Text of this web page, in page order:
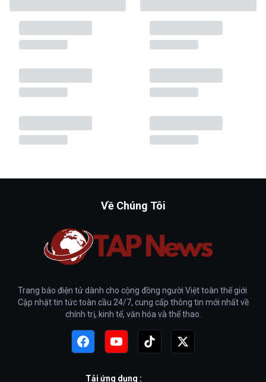
Về Chúng Tôi
Trang báo điện tử dành cho cộng đồng người Việt toàn thế giới.
Cập nhật tin tức toàn cầu 24/7, cung cấp thông tin mới nhất về
chính trị, kinh tế, văn hóa và thể thao.
Tải ứng dụng :